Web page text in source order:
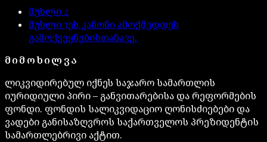
მუხლი 2
მუხლი3ეს კანონი ამოქმედდეს
გამოქვეყნებისთანავე.
ᲛᲘᲛᲝᲮᲘᲚᲕᲐ
ლიკვიდირებულ იქნეს საჯარო სამართლის
იურიდიული პირი – განვითარებისა და რეფორმების
ფონდი. ფონდის სალიკვიდაციო ღონისძიებები და
ვადები განისაზღვროს საქართველოს პრეზიდენტის
სამართლებრივი აქტით.